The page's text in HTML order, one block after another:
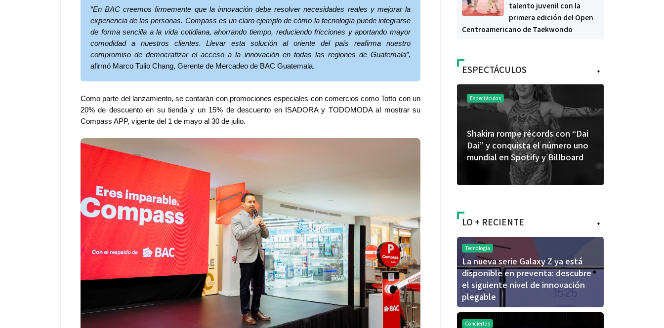
“En BAC creemos firmemente que la innovación debe resolver necesidades reales y mejorar la
experiencia de las personas. Compass es un claro ejemplo de cómo la tecnología puede integrarse
de forma sencilla a la vida cotidiana, ahorrando tiempo, reduciendo fricciones y aportando mayor
comodidad a nuestros clientes. Llevar esta solución al oriente del país reafirma nuestro
compromiso de democratizar el acceso a la innovación en todas las regiones de Guatemala”,
afirmó Marco Tulio Chang, Gerente de Mercadeo de BAC Guatemala.
Como parte del lanzamiento, se contarán con promociones especiales con comercios como Totto con un
20% de descuento en su tienda y un 15% de descuento en ISADORA y TODOMODA al mostrar su
Compass APP, vigente del 1 de mayo al 30 de julio.
talento juvenil con la
primera edición del Open
Centroamericano de Taekwondo
+
ESPECTÁCULOS
Espectáculos
Shakira rompe récords con “Dai
Dai” y conquista el número uno
mundial en Spotify y Billboard
Espectáculos
46.º Festival de Marimba Paiz
Espectáculos
“FRAGMENTOS” su próximo
álbum de estudio
+
LO + RECIENTE
Tecnología
La nueva serie Galaxy Z ya está
disponible en preventa: descubre
el siguiente nivel de innovación
plegable
Conciertos